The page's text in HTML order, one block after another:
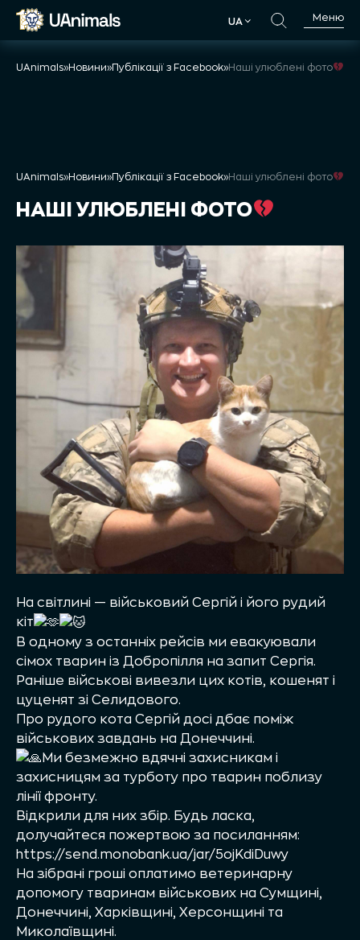
Skip
UA
Меню
UAnimals»Новини»Публікації з Facebook»Наші улюблені фото
UAnimals»Новини»Публікації з Facebook»Наші улюблені фото
НАШІ УЛЮБЛЕНІ ФОТО
На світлині — військовий Сергій і його рудий
кіт
В одному з останніх рейсів ми евакуювали
сімох тварин із Добропілля на запит Сергія.
Раніше військові вивезли цих котів, кошенят і
цуценят зі Селидового.
Про рудого кота Сергій досі дбає поміж
військових завдань на Донеччині.
Ми безмежно вдячні захисникам і
захисницям за турботу про тварин поблизу
лінії фронту.
Відкрили для них збір. Будь ласка,
долучайтеся пожертвою за посиланням:
https://send.monobank.ua/jar/5ojKdiDuwy
На зібрані гроші оплатимо ветеринарну
допомогу тваринам військових на Сумщині,
Донеччині, Харківщині, Херсонщині та
Миколаївщині.